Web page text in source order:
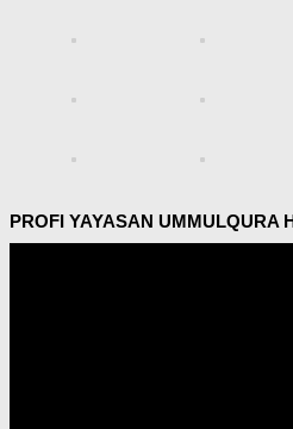
PROFI YAYASAN UMMULQURA